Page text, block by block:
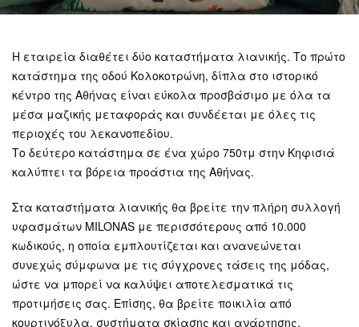
Η εταιρεία διαθέτει δύο καταστήματα λιανικής. Το πρώτο
κατάστημα της οδού Κολοκοτρώνη, δίπλα στο ιστορικό
κέντρο της Αθήνας είναι εύκολα προσβάσιμο με όλα τα
μέσα μαζικής μεταφοράς και συνδέεται με όλες τις
περιοχές του λεκανοπεδίου.
Το δεύτερο κατάστημα σε ένα χώρο 750τμ στην Κηφισιά
καλύπτει τα βόρεια προάστια της Αθήνας.
Στα καταστήματα λιανικής θα βρείτε την πλήρη συλλογή
υφασμάτων MILONAS με περισσότερους από 10.000
κωδικούς, η οποία εμπλουτίζεται και ανανεώνεται
συνεχώς σύμφωνα με τις σύγχρονες τάσεις της μόδας,
ώστε να μπορεί να καλύψει αποτελεσματικά τις
προτιμήσεις σας. Επίσης, θα βρείτε ποικιλία από
κουρτινόξυλα, συστήματα σκίασης και ανάρτησης,